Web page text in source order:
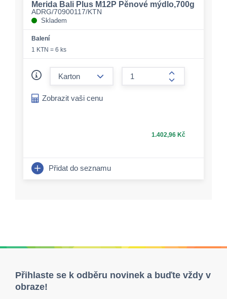
Merida Bali Plus M12P Pěnové mýdlo,700g
ADRG/70900117/KTN
Skladem
Balení
1 KTN = 6 ks
form.increase-
Zobrazit vaši cenu
1.402,96 Kč
Přidat do seznamu
Přihlaste se k odběru novinek a buďte vždy v
obraze!